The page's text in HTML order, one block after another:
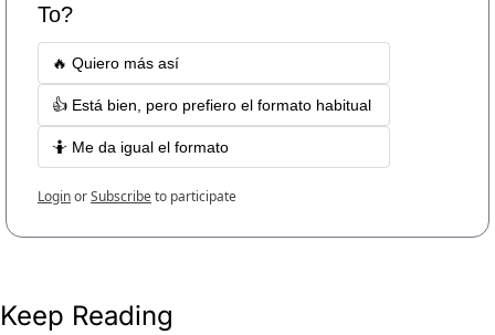
To?
🔥 Quiero más así
👍 Está bien, pero prefiero el formato habitual
🤷 Me da igual el formato
LoginorSubscribeto participate
Keep Reading